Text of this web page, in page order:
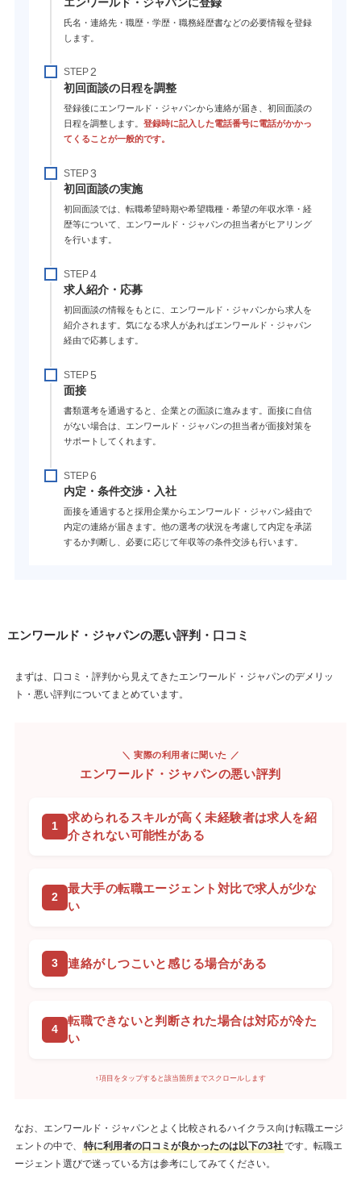
エンワールド・ジャパンに登録
氏名・連絡先・職歴・学歴・職務経歴書などの必要情報を登録
します。
STEP
初回面談の日程を調整
登録後にエンワールド・ジャパンから連絡が届き、初回面談の
日程を調整します。 登録時に記入した電話番号に電話がかかっ
てくることが一般的です。
STEP
初回面談の実施
初回面談では、転職希望時期や希望職種・希望の年収水準・経
歴等について、エンワールド・ジャパンの担当者がヒアリング
を行います。
STEP
求人紹介・応募
初回面談の情報をもとに、エンワールド・ジャパンから求人を
紹介されます。気になる求人があればエンワールド・ジャパン
経由で応募します。
STEP
面接
書類選考を通過すると、企業との面談に進みます。面接に自信
がない場合は、エンワールド・ジャパンの担当者が面接対策を
サポートしてくれます。
STEP
内定・条件交渉・入社
面接を通過すると採用企業からエンワールド・ジャパン経由で
内定の連絡が届きます。他の選考の状況を考慮して内定を承諾
するか判断し、必要に応じて年収等の条件交渉も行います。
エンワールド・ジャパンの悪い評判・口コミ
まずは、口コミ・評判から見えてきたエンワールド・ジャパンのデメリッ
ト・悪い評判についてまとめています。
＼ 実際の利用者に聞いた ／
エンワールド・ジャパンの悪い評判
求められるスキルが高く未経験者は求人を紹
介されない可能性がある
最大手の転職エージェント対比で求人が少な
い
連絡がしつこいと感じる場合がある
転職できないと判断された場合は対応が冷た
い
↑項目をタップすると該当箇所までスクロールします
なお、エンワールド・ジャパンとよく比較されるハイクラス向け転職エージ
ェントの中で、
特に利用者の口コミが良かったのは以下の3社です。転職エ
ージェント選びで迷っている方は参考にしてみてください。